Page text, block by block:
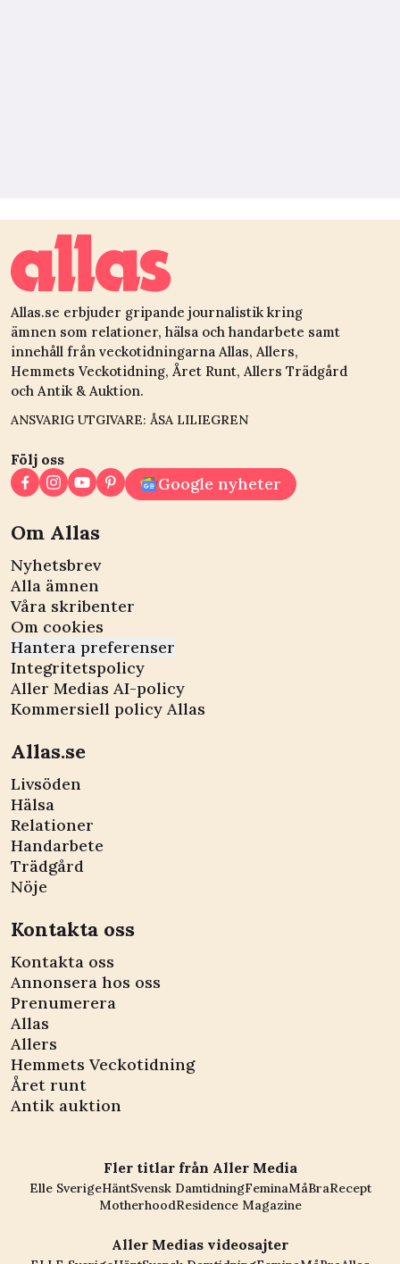
Allas.se erbjuder gripande journalistik kring
ämnen som relationer, hälsa och handarbete samt
innehåll från veckotidningarna Allas, Allers,
Hemmets Veckotidning, Året Runt, Allers Trädgård
och Antik & Auktion.
ANSVARIG UTGIVARE: ÅSA LILIEGREN
Följ oss
Google nyheter
Om Allas
Nyhetsbrev
Alla ämnen
Våra skribenter
Om cookies
Hantera preferenser
Integritetspolicy
Aller Medias AI-policy
Kommersiell policy Allas
Allas.se
Livsöden
Hälsa
Relationer
Handarbete
Trädgård
Nöje
Kontakta oss
Kontakta oss
Annonsera hos oss
Prenumerera
Allas
Allers
Hemmets Veckotidning
Året runt
Antik auktion
Fler titlar från Aller Media
Elle SverigeHäntSvensk DamtidningFeminaMåBraRecept
MotherhoodResidence Magazine
Aller Medias videosajter